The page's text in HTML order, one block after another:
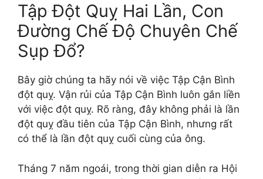
Tập Đột Quỵ Hai Lần, Con
Đường Chế Độ Chuyên Chế
Sụp Đổ?
Bây giờ chúng ta hãy nói về việc Tập Cận Bình
đột quỵ. Vận rủi của Tập Cận Bình luôn gắn liền
với việc đột quỵ. Rõ ràng, đây không phải là lần
đột quỵ đầu tiên của Tập Cận Bình, nhưng rất
có thể là lần đột quỵ cuối cùng của ông.
Tháng 7 năm ngoái, trong thời gian diễn ra Hội